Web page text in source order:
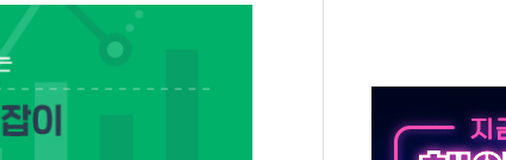
하나금융, 명동 소상공인에 '행복상자' 전달
홈플러스發 대형마트 판매, 역대 최대폭 감소한